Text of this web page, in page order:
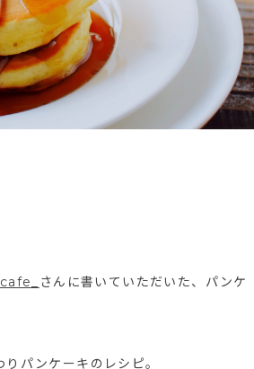
さんに書いていただいた、パンケ
パンケーキのレシピ。